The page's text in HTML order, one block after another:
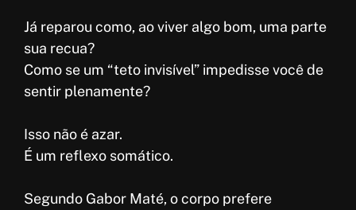
Já reparou como, ao viver algo bom, uma parte
sua recua?
Como se um “teto invisível” impedisse você de
sentir plenamente?
Isso não é azar.
É um reflexo somático.
Segundo Gabor Maté, o corpo prefere